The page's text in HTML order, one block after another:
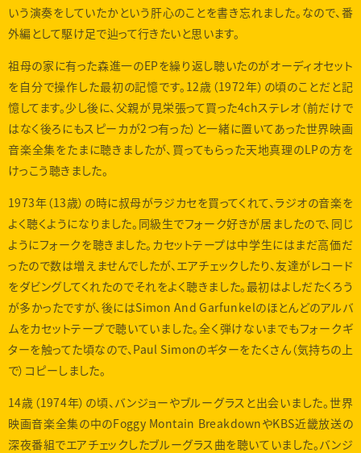
いう演奏をしていたかという肝心のことを書き忘れました。なので、番
外編として駆け足で辿って行きたいと思います。
祖母の家に有った森進一のEPを繰り返し聴いたのがオーディオセット
を自分で操作した最初の記憶です。12歳（1972年）の頃のことだと記
憶してます。少し後に、父親が見栄張って買った4chステレオ（前だけで
はなく後ろにもスピーカが2つ有った）と一緒に置いてあった世界映画
音楽全集をたまに聴きましたが、買ってもらった天地真理のLPの方を
けっこう聴きました。
1973年（13歳）の時に叔母がラジカセを買ってくれて、ラジオの音楽を
よく聴くようになりました。同級生でフォーク好きが居ましたので、同じ
ようにフォークを聴きました。カセットテープは中学生にはまだ高価だ
ったので数は増えませんでしたが、エアチェックしたり、友達がレコード
をダビングしてくれたのでそれをよく聴きました。最初はよしだたくろう
が多かったですが、後にはSimon And Garfunkelのほとんどのアルバ
ムをカセットテープで聴いていました。全く弾けないまでもフォークギ
ターを触ってた頃なので、Paul Simonのギターをたくさん（気持ちの上
で）コピーしました。
14歳（1974年）の頃、バンジョーやブルーグラスと出会いました。世界
映画音楽全集の中のFoggy Montain BreakdownやKBS近畿放送の
深夜番組でエアチェックしたブルーグラス曲を聴いていました。バンジ